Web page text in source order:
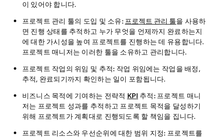
이 있어야 합니다.
프로젝트 관리 툴의 도입 및 소유: 프로젝트 관리 툴을 사용하
면 진행 상태를 추적하고 누가 무엇을 언제까지 완료하는지
에 대한 가시성을 높여 프로젝트를 진행하는 데 유용합니다.
프로젝트 매니저는 이러한 툴을 소유하고 관리합니다.
프로젝트 작업의 위임 및 추적: 작업 위임에는 작업을 배정,
추적, 완료되기까지 확인하는 일이 포함됩니다.
비즈니스 목적에 기여하는 전략적 KPI 추적: 프로젝트 매니
저는 프로젝트 성과를 추적하고 프로젝트 목적을 달성하기
위해 프로젝트가 계획대로 진행되도록 할 책임을 집니다.
프로젝트 리소스와 우선순위에 대한 범위 지정: 프로젝트를